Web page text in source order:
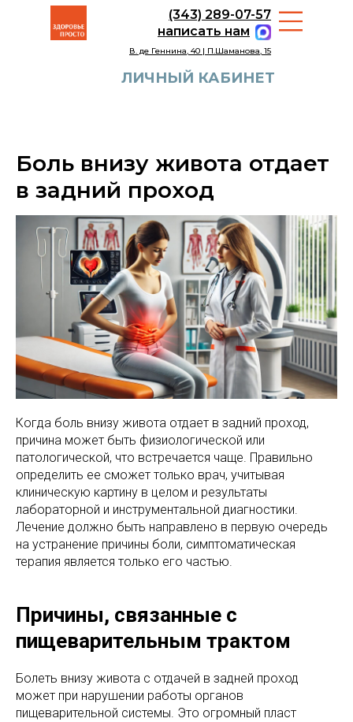
(343) 289-07-57
В. де Геннина, 40 | П.Шаманова, 15
написать нам
ЛИЧНЫЙ КАБИНЕТ
Боль внизу живота отдает
в задний проход
Когда боль внизу живота отдает в задний проход,
причина может быть физиологической или
патологической, что встречается чаще. Правильно
определить ее сможет только врач, учитывая
клиническую картину в целом и результаты
лабораторной и инструментальной диагностики.
Лечение должно быть направлено в первую очередь
на устранение причины боли, симптоматическая
терапия является только его частью.
Причины, связанные с
пищеварительным трактом
Болеть внизу живота с отдачей в задней проход
может при нарушении работы органов
пищеварительной системы. Это огромный пласт